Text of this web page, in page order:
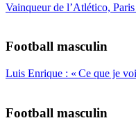
Vainqueur de l’Atlético,
Football masculin
Luis Enrique : « Ce que je
Football masculin